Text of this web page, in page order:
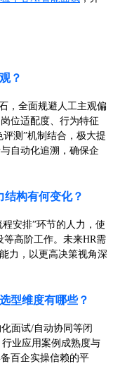
？
，全面规避人工主观偏
位适配度、行为特征
测”机制结合，极大提
自动化追溯，确保企
构有何变化？
安排”环节的人力，使
高阶工作。未来HR需
力，以更高决策视角深
型维度有哪些？
面试/自动协同等闭
业应用案例成熟度与
百企实操信赖的平